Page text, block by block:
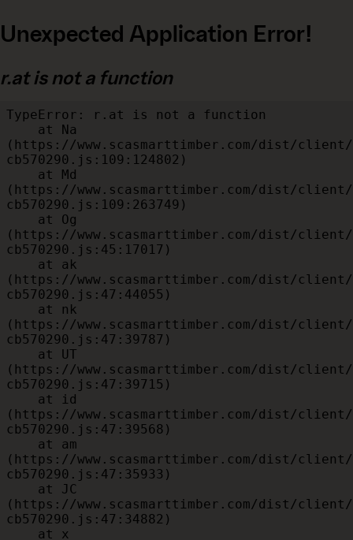
Unexpected Application Error!
r.at is not a function
TypeError: r.at is not a function
(https://www.scasmarttimber.com/dist/
cb570290.js:109:124802)
(https://www.scasmarttimber.com/dist/
cb570290.js:109:263749)
(https://www.scasmarttimber.com/dist/
cb570290.js:45:17017)
(https://www.scasmarttimber.com/dist/
cb570290.js:47:44055)
(https://www.scasmarttimber.com/dist/
cb570290.js:47:39787)
(https://www.scasmarttimber.com/dist/
cb570290.js:47:39715)
(https://www.scasmarttimber.com/dist/
cb570290.js:47:39568)
(https://www.scasmarttimber.com/dist/
cb570290.js:47:35933)
(https://www.scasmarttimber.com/dist/
cb570290.js:47:34882)